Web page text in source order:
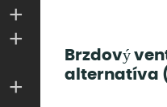
+
+
+
Brzdový
alternatíva